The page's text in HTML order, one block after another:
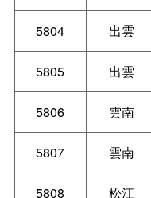
5804 出雲
5805 出雲
5806 雲南
5807 雲南
5808 松江